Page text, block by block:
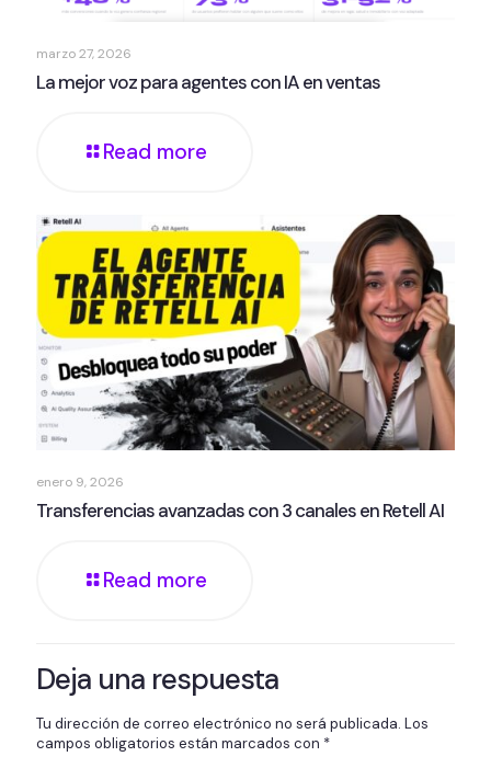
marzo 27, 2026
La mejor voz para agentes con IA en ventas
Read more
enero 9, 2026
Transferencias avanzadas con 3 canales en Retell AI
Read more
Deja una respuesta
Tu dirección de correo electrónico no será publicada. Los
campos obligatorios están marcados con *